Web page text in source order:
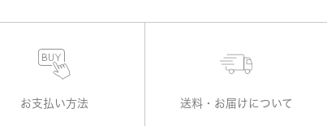
お支払い方法 送料・お届けについて